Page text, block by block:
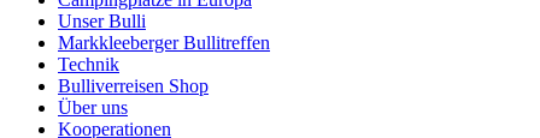
Bergpanorama
Reiseblog
wunderschöne
Bergpanorama
Unser Bulli
Markkleeberger Bullitreffen
Technik
Bulliverreisen Shop
Über uns
Kooperationen